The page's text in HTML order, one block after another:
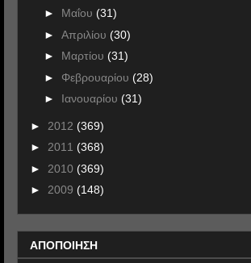
► Μαΐου (31)
► Απριλίου (30)
► Μαρτίου (31)
► Φεβρουαρίου (28)
► Ιανουαρίου (31)
► 2012 (369)
► 2011 (368)
► 2010 (369)
► 2009 (148)
ΑΠΟΠΟΙΗΣΗ